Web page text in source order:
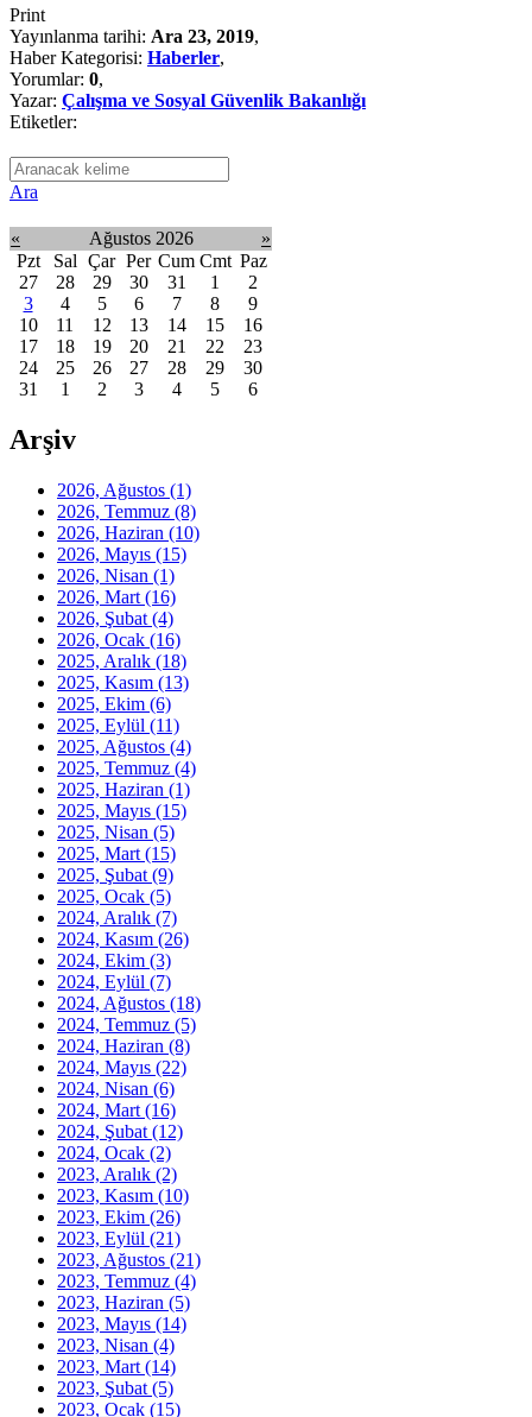
Print
Yayınlanma tarihi: Ara 23, 2019,
Haber Kategorisi: Haberler,
Yorumlar: 0,
Yazar: Çalışma ve Sosyal Güvenlik Bakanlığı
Etiketler:
Ara
« Ağustos 2026
»
Pzt
Sal Çar Per Cum Cmt Paz
27
28 29 30 31 1
2
3
4 5 6 7 8
9
10
11 12 13 14 15
16
17
18 19 20 21 22
23
24
25 26 27 28 29
30
31
1 2 3 4 5 6
Arşiv
2026, Ağustos (1)
2026, Temmuz (8)
2026, Haziran (10)
2026, Mayıs (15)
2026, Nisan (1)
2026, Mart (16)
2026, Şubat (4)
2026, Ocak (16)
2025, Aralık (18)
2025, Kasım (13)
2025, Ekim (6)
2025, Eylül (11)
2025, Ağustos (4)
2025, Temmuz (4)
2025, Haziran (1)
2025, Mayıs (15)
2025, Nisan (5)
2025, Mart (15)
2025, Şubat (9)
2025, Ocak (5)
2024, Aralık (7)
2024, Kasım (26)
2024, Ekim (3)
2024, Eylül (7)
2024, Ağustos (18)
2024, Temmuz (5)
2024, Haziran (8)
2024, Mayıs (22)
2024, Nisan (6)
2024, Mart (16)
2024, Şubat (12)
2024, Ocak (2)
2023, Aralık (2)
2023, Kasım (10)
2023, Ekim (26)
2023, Eylül (21)
2023, Ağustos (21)
2023, Temmuz (4)
2023, Haziran (5)
2023, Mayıs (14)
2023, Nisan (4)
2023, Mart (14)
2023, Şubat (5)
2023, Ocak (15)